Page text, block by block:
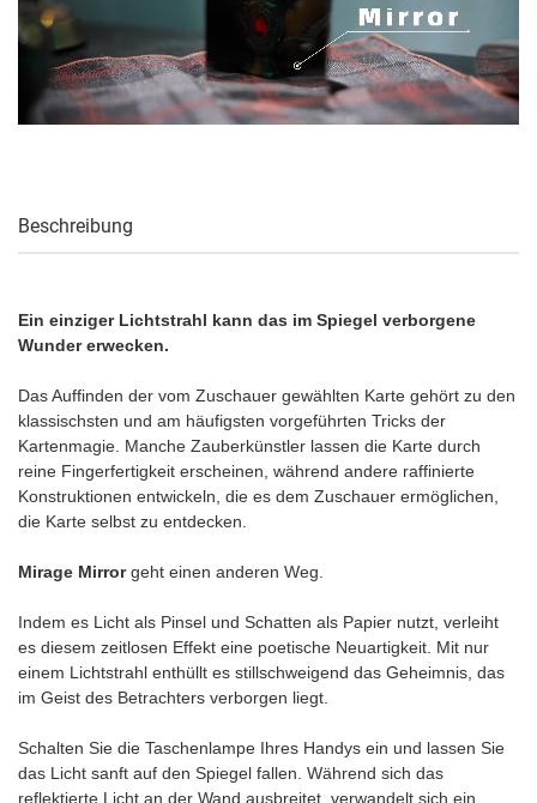
Beschreibung
Ein einziger Lichtstrahl kann das im Spiegel verborgene
Wunder erwecken.
Das Auffinden der vom Zuschauer gewählten Karte gehört zu den
klassischsten und am häufigsten vorgeführten Tricks der
Kartenmagie. Manche Zauberkünstler lassen die Karte durch
reine Fingerfertigkeit erscheinen, während andere raffinierte
Konstruktionen entwickeln, die es dem Zuschauer ermöglichen,
die Karte selbst zu entdecken.
Mirage Mirrorgeht einen anderen Weg.
Indem es Licht als Pinsel und Schatten als Papier nutzt, verleiht
es diesem zeitlosen Effekt eine poetische Neuartigkeit. Mit nur
einem Lichtstrahl enthüllt es stillschweigend das Geheimnis, das
im Geist des Betrachters verborgen liegt.
Schalten Sie die Taschenlampe Ihres Handys ein und lassen Sie
das Licht sanft auf den Spiegel fallen. Während sich das
reflektierte Licht an der Wand ausbreitet, verwandelt sich ein